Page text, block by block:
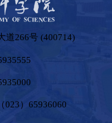
道266号 (400714)
023）65936060